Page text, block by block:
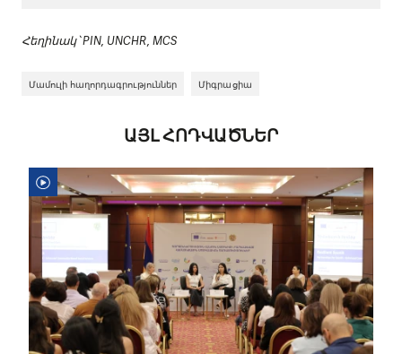
Հեղինակ՝ PIN, UNCHR, MCS
Մամուլի հաղորդագրություններ Միգրացիա
ԱՅԼ ՀՈԴՎԱԾՆԵՐ